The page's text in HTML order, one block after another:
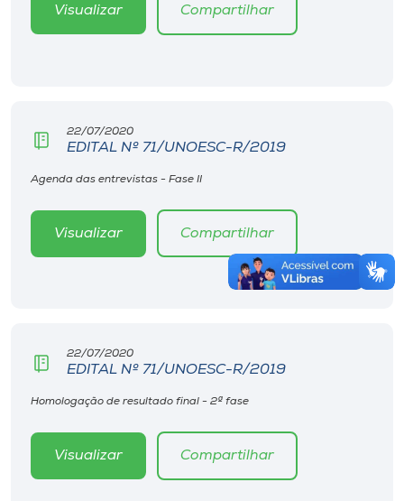
Visualizar Compartilhar
22/07/2020
EDITAL Nº 71/UNOESC-R/2019
Agenda das entrevistas - Fase II
Visualizar Compartilhar
22/07/2020
EDITAL Nº 71/UNOESC-R/2019
Homologação de resultado final - 2ª fase
Visualizar Compartilhar